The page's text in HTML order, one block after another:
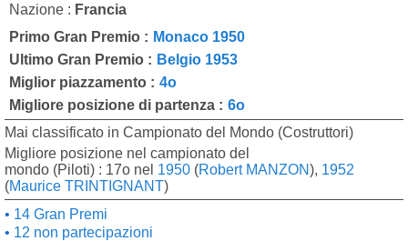
Nazione : Francia
Primo Gran Premio : Monaco 1950
Ultimo Gran Premio : Belgio 1953
Miglior piazzamento : 4o
Migliore posizione di partenza : 6o
Mai classificato in Campionato del Mondo (Costruttori)
Migliore posizione nel campionato del
mondo (Piloti) : 17o nel 1950 (Robert MANZON), 1952
(Maurice TRINTIGNANT)
14 Gran Premi
12 non partecipazioni